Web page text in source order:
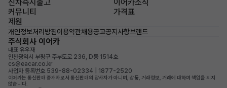
신차즉시출고
이어카소식
커뮤니티
가격표
제원
개인정보처리방침이용약관채용공고공지사항브랜드
주식회사 이어카
대표 유우재
인천광역시 부평구 주부토로 236, D동 1514호
cs@eacar.co.kr
사업자 등록번호 539-88-02334 | 1877-2520
이어카는 통신판매 중개자로서 통신판매의 당사자가 아니며, 상품, 거래정보, 거래에 대하여 책임을 지지
않습니다.